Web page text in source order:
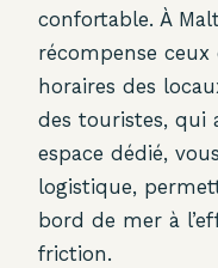
confortable. À
récompense
horaires des
des touristes, qui
espace dédié,
logistique,
bord de mer à
friction.